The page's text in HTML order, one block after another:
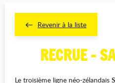
Revenir à la liste
RECRUE -
Le troisième ligne néo-zélandais